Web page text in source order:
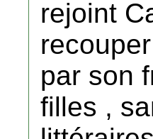
rejoint
par son
filles ,